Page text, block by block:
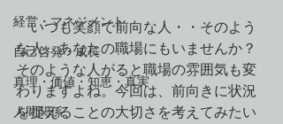
経営・マネジメント
自己啓発・成長
真理・価値・知恵・真実
人間関係
いつも笑顔で前向な人・・そのよう
な人、あなたの職場にもいませんか？
そのような人がると職場の雰囲気も変
わりますよね。今回は、前向きに状況
を捉えることの大切さを考えてみたい